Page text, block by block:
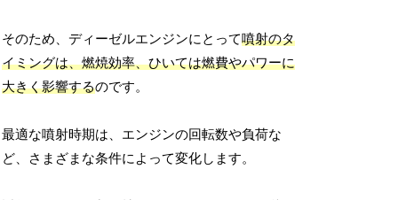
そのため、ディーゼルエンジンにとって噴射のタ
イミングは、燃焼効率、ひいては燃費やパワーに
大きく影響するのです。
最適な噴射時期は、エンジンの回転数や負荷な
ど、さまざまな条件によって変化します。